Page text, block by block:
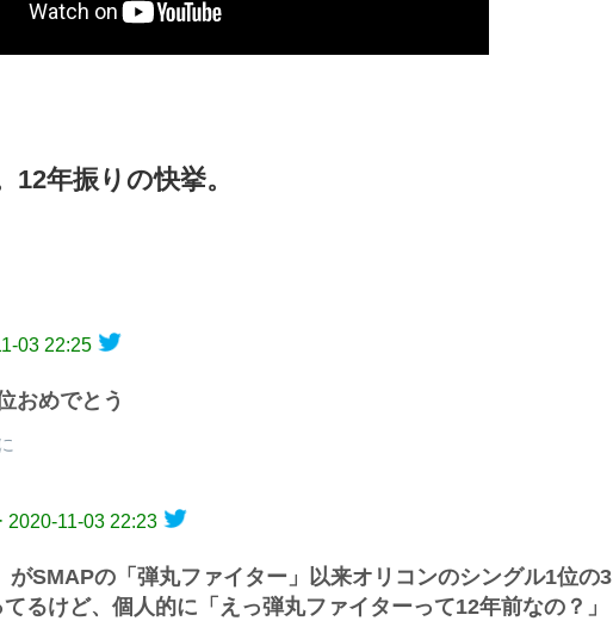
年振りの快挙。
03 22:25
おめでとう
2020-11-03 22:23
がSMAPの「弾丸ファイター」以来オリコンのシングル1位の3
るけど、個人的に「えっ弾丸ファイターって12年前なの？」